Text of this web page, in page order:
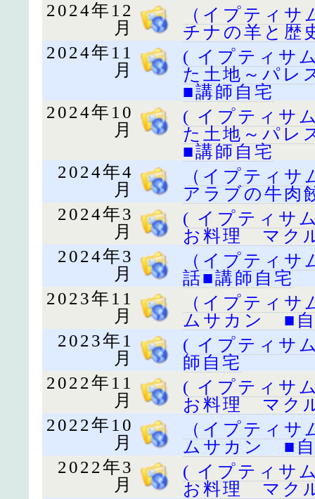
2024年12
月
（イプティ
チナの羊と
2024年11
月
( イプティサ
た土地～パ
■講師自宅
2024年10
月
( イプティサ
た土地～パ
■講師自宅
2024年4
月
（イプティ
アラブの牛
2024年3
月
( イプティサ
お料理 マク
2024年3
月
（イプティ
話■講師自宅
2023年11
月
（イプティ
ムサカン ■
2023年1
月
( イプティ
師自宅
2022年11
月
( イプティサ
お料理 マク
2022年10
月
（イプティ
ムサカン ■
2022年3
月
( イプティサ
お料理 マク